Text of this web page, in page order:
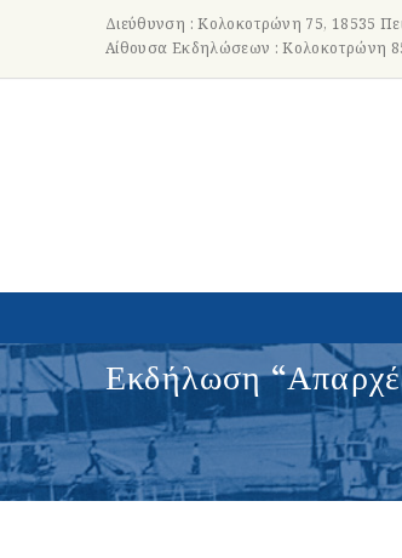
Διεύθυνση : Κολοκοτρώνη 75, 18535
Αίθουσα Εκδηλώσεων : Κολοκοτρώνη
Εκδήλωση